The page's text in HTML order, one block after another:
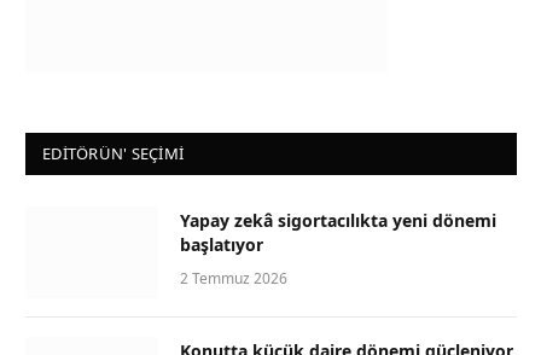
EDİTÖRÜN' SEÇİMİ
Yapay zekâ sigortacılıkta yeni dönemi
başlatıyor
2 Temmuz 2026